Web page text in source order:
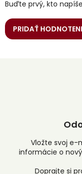
Buďte prvý, kto
PRIDAŤ
Vložte svoj e-
informácie o